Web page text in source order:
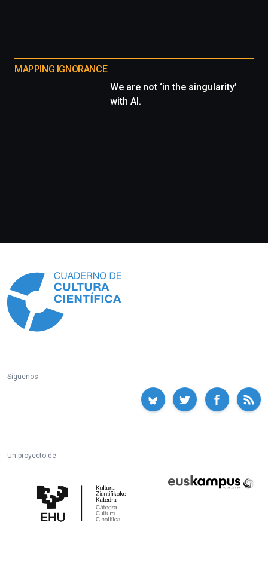
MAPPING IGNORANCE
We are not ‘in the singularity’
with AI.
Síguenos:
Un proyecto de:
Cultura
Científica
Fundazioa